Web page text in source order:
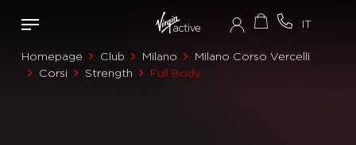
Homepage Club Milano Milano Corso Vercelli